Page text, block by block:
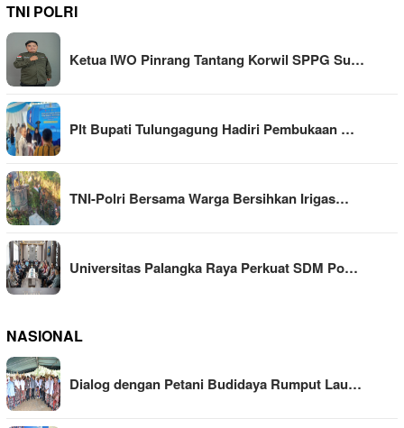
TNI POLRI
Ketua IWO Pinrang Tantang Korwil SPPG Su…
Plt Bupati Tulungagung Hadiri Pembukaan …
TNI-Polri Bersama Warga Bersihkan Irigas…
Universitas Palangka Raya Perkuat SDM Po…
NASIONAL
Dialog dengan Petani Budidaya Rumput Lau…